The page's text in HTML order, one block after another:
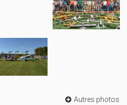
Autres photos